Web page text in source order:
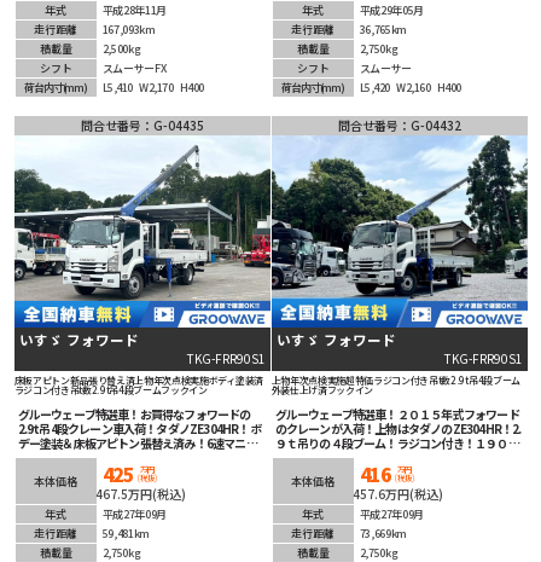
年式
平成28年11月
走行距離
167,093km
積載量
2,500kg
シフト
スムーサーFX
荷台内寸(mm) L5,410 W2,170 H400
年式
平成29年05月
走行距離
36,765km
積載量
2,750kg
シフト
スムーサー
荷台内寸(mm) L5,420 W2,160 H400
問合せ番号：G-04435
いすゞ フォワード
TKG-FRR90S1
床板アピトン新品張り替え済上物年次点検実施ボディ塗装済
ラジコン付き吊t数2.9t吊4段ブームフックイン
グルーウェーブ特選車！お買得なフォワードの
2.9t吊4段クレーン車入荷！タダノZE304HR！ボ
デー塗装＆床板アピトン張替え済み！6速マニュ
アル！ETC車載器装着済みでオススメ！
本体価格 425 万円
(税抜)
467.5万円(税込)
年式
平成27年09月
走行距離
59,481km
積載量
2,750kg
問合せ番号：G-04432
いすゞ フォワード
TKG-FRR90S1
上物年次点検実施超特価ラジコン付き吊t数2.9t吊4段ブーム
外装仕上げ済フックイン
グルーウェーブ特選車！２０１５年式フォワード
のクレーンが入荷！上物はタダノのZE304HR！2.
９ｔ吊りの４段ブーム！ラジコン付き！１９０馬
力のマニュアル６速！安全装備充実！ETC車載器
も装着済み！走行距離も短くフレームも良好！高
いコスパを発揮する１台！
本体価格 416 万円
(税抜)
457.6万円(税込)
年式
平成27年09月
走行距離
73,669km
積載量
2,750kg